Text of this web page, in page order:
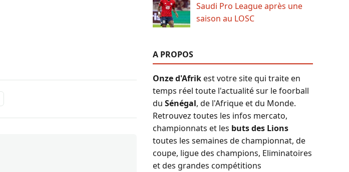
Saudi Pro League après une
saison au LOSC
A PROPOS
Onze d'Afrikest votre site qui traite en
temps réel toute l'actualité sur le foorball
du Sénégal, de l'Afrique et du Monde.
Retrouvez toutes les infos mercato,
championnats et les buts des Lions
toutes les semaines de championnat, de
coupe, ligue des champions, Eliminatoires
et des grandes compétitions